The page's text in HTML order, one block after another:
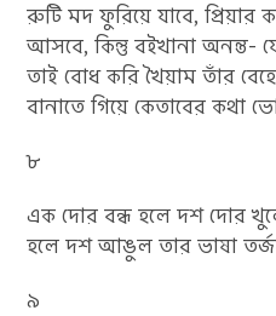
রুটি মদ ফুরিয়ে যাবে,
আসবে, কিন্তু বইখানা অনন্ত-
তাই বোধ করি খৈয়াম তাঁর
বানাতে গিয়ে কেতাবের কথা
৮
এক দোর বন্ধ হলে দশ দোর
হলে দশ আঙুল তার ভাষা
৯